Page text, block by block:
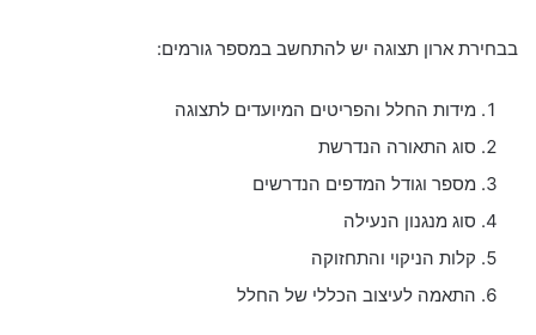
בבחירת ארון תצוגה יש להתחשב במספר גורמים:
מידות החלל והפריטים המיועדים לתצוגה
סוג התאורה הנדרשת
מספר וגודל המדפים הנדרשים
סוג מנגנון הנעילה
קלות הניקוי והתחזוקה
התאמה לעיצוב הכללי של החלל